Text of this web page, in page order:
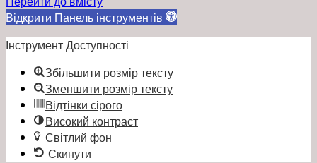
Відкрити Панель інструментів
Інструмент Доступності
Збільшити розмір тексту
Зменшити розмір тексту
Відтінки сірого
Високий контраст
Світлий фон
Скинути